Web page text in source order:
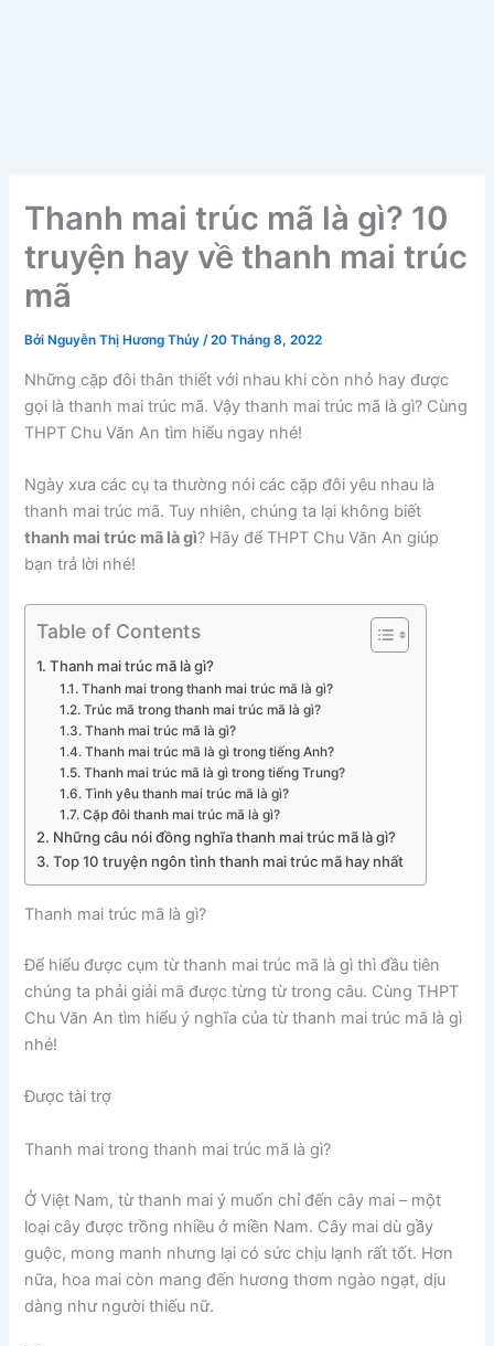
Thanh mai trúc mã là gì? 10
truyện hay về thanh mai trúc
mã
Bởi Nguyễn Thị Hương Thủy/20 Tháng 8, 2022
Những cặp đôi thân thiết với nhau khi còn nhỏ hay được
gọi là thanh mai trúc mã. Vậy thanh mai trúc mã là gì? Cùng
THPT Chu Văn An tìm hiểu ngay nhé!
Ngày xưa các cụ ta thường nói các cặp đôi yêu nhau là
thanh mai trúc mã. Tuy nhiên, chúng ta lại không biết
thanh mai trúc mã là gì? Hãy để THPT Chu Văn An giúp
bạn trả lời nhé!
Table of Contents
Thanh mai trúc mã là gì?
Thanh mai trong thanh mai trúc mã là gì?
Trúc mã trong thanh mai trúc mã là gì?
Thanh mai trúc mã là gì?
Thanh mai trúc mã là gì trong tiếng Anh?
Thanh mai trúc mã là gì trong tiếng Trung?
Tình yêu thanh mai trúc mã là gì?
Cặp đôi thanh mai trúc mã là gì?
Những câu nói đồng nghĩa thanh mai trúc mã là gì?
Top 10 truyện ngôn tình thanh mai trúc mã hay nhất
Thanh mai trúc mã là gì?
Để hiểu được cụm từ thanh mai trúc mã là gì thì đầu tiên
chúng ta phải giải mã được từng từ trong câu. Cùng THPT
Chu Văn An tìm hiểu ý nghĩa của từ thanh mai trúc mã là gì
nhé!
Được tài trợ
Thanh mai trong thanh mai trúc mã là gì?
Ở Việt Nam, từ thanh mai ý muốn chỉ đến cây mai – một
loại cây được trồng nhiều ở miền Nam. Cây mai dù gầy
guộc, mong manh nhưng lại có sức chịu lạnh rất tốt. Hơn
nữa, hoa mai còn mang đến hương thơm ngào ngạt, dịu
dàng như người thiếu nữ.